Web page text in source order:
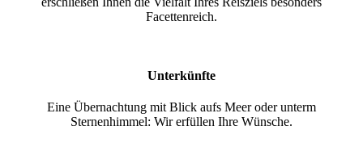
Facettenreich.
Unterkünfte
Eine Übernachtung mit Blick aufs Meer oder unterm
Sternenhimmel: Wir erfüllen Ihre Wünsche.